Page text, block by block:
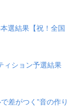
選結果【祝！全国
ィション予選結果
差がつく”音の作り